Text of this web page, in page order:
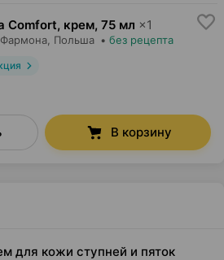
Comfort, крем, 75 мл ×1
Фармона , Польша • без рецепта
В корзину
для кожи ступней и пяток